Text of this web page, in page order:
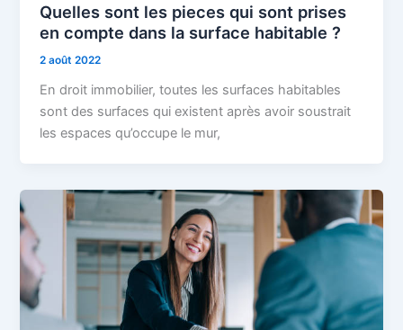
Quelles sont les pieces qui sont prises
en compte dans la surface habitable ?
2 août 2022
En droit immobilier, toutes les surfaces habitables
sont des surfaces qui existent après avoir soustrait
les espaces qu’occupe le mur,